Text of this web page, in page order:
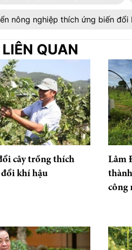
nông nghiệp thích ứng biến đổi
QUAN
cây trồng thích
khí hậu
Lâm
công